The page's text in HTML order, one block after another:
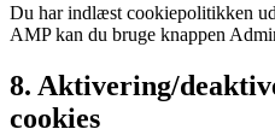
Du har indlæst cookiepolitikken
AMP kan du bruge knappen
8. Aktivering/
cookies